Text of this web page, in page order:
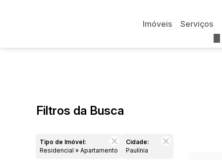
Serviços
Imóveis
Filtros da Busca
Tipo de Imóvel:
Residencial » Apartamento
Cidade:
Paulínia